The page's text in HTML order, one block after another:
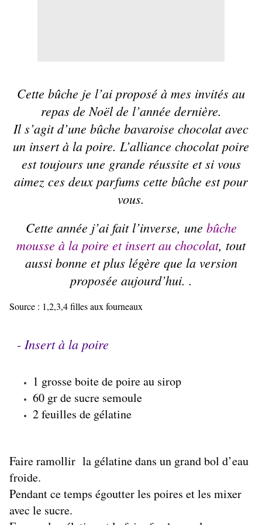
Cette bûche je l’ai proposé à mes invités au
repas deNoël de l’année dernière.
Il s’agit d’une bûche bavaroise chocolat avec
un insert à la poire. L’alliance chocolat poire
est toujours une grande réussite et si vous
aimez ces deux parfums cette bûche est pour
vous.
Cette année j’ai fait l’inverse, une bûche
mousse à la poire et insert au chocolat, tout
aussi bonne et plus légère que la version
proposée aujourd’hui. .
Source : 1,2,3,4 filles aux fourneaux
- Insert à la poire
1 grosse boite de poire au sirop
60 gr de sucre semoule
2 feuilles de gélatine
Faire ramollir la gélatine dans un grand bol d’eau
froide.
Pendant ce temps égoutter les poires et les mixer
avec le sucre.